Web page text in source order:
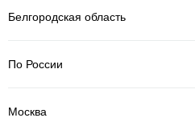
Белгородская область
По России
Москва